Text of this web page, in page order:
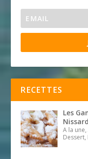
RECETTES
Les
A la
Dessert,